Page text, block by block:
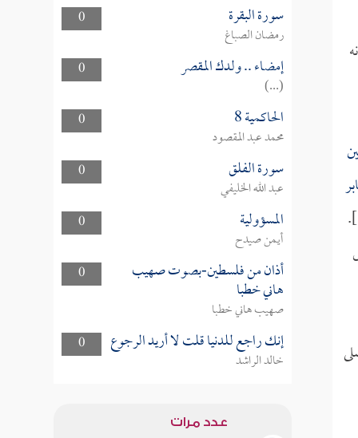
0
سورة البقرة
رمضان الصباغ
0
إمضاء .. ولدك المقصر
(...)
0
الحاكمية 8
محمد عبد المقصود
0
سورة الفلق
عبد الله الخليفي
0
المسؤولية
أيمن صيدح
0
أذان من فلسطين-بصوت صهيب
هاني خطبا
صهيب هاني خطبا
0
إنك راجع للدنيا قلت لا أريد الرجوع
خالد الراشد
عدد مرات